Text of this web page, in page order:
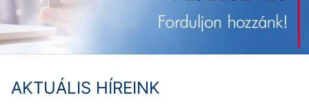
AKTUÁLIS HÍREINK